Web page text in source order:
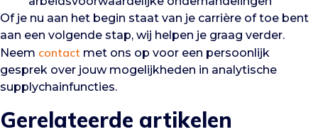
Of je nu aan het begin staat van je carrière of toe bent
aan een volgende stap, wij helpen je graag verder.
Neem contact met ons op voor een persoonlijk
gesprek over jouw mogelijkheden in analytische
supplychainfuncties.
Gerelateerde artikelen